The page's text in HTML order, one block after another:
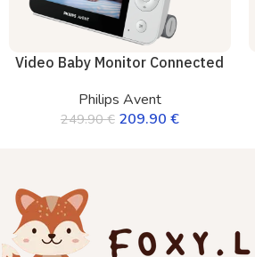
Video Baby Monitor Connected
Philips Avent
249.90€ 209.90 €